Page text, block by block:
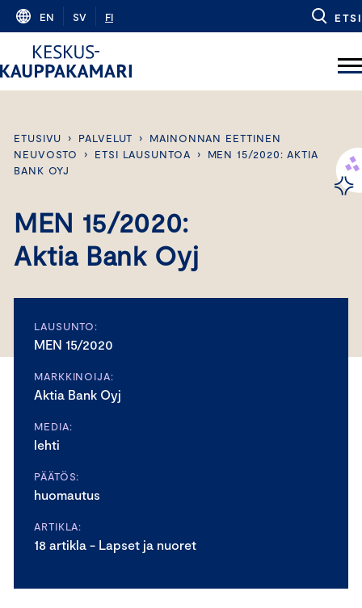
Skip
content
EN SV FI ETSI
ETUSIVU › PALVELUT ›
MAINONNAN EETTINEN
NEUVOSTO
› ETSI LAUSUNTOA ›
MEN 15/2020: AKTIA
BANK OYJ
MEN 15/2020:
Aktia Bank Oyj
LAUSUNTO:
MEN 15/2020
MARKKINOIJA:
Aktia Bank Oyj
MEDIA:
lehti
PÄÄTÖS:
huomautus
ARTIKLA:
18 artikla - Lapset ja nuoret